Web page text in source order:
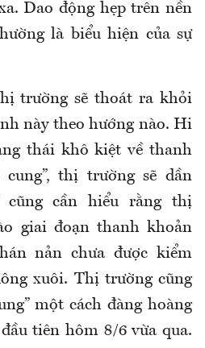
Dao động hẹp trên nền
là biểu hiện của sự
trường sẽ thoát ra khỏi
này theo hướng nào. Hi
thái khô kiệt về thanh
thị trường sẽ dần
cũng cần hiểu rằng thị
giai đoạn thanh khoản
nản chưa được kiểm
xuôi. Thị trường cũng
một cách đàng hoàng
tiên hôm 8/6 vừa qua.